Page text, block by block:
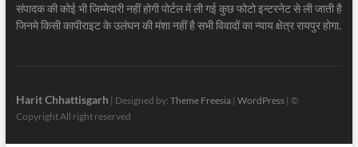
संपादक की कोई भी जिम्मेदारी नहीं होगी पोर्टल में ली गई कुछ फोटो इन्टरनेट से ली जाती है
जिनमे किसी कापीराइट के उलंघन की मंशा नहीं है सभी विवादों का न्याय क्षेत्र रायपुर होगा.
Harit Chhattisgarh | Designed by: Theme Freesia| WordPress| ©
Copyright All right reserved